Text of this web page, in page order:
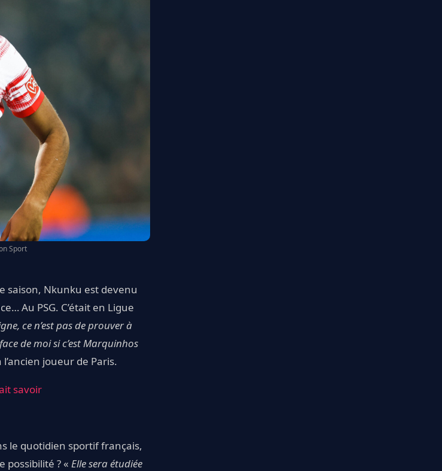
Sport
saison, Nkunku est devenu
Au PSG. C’était en Ligue
ce n’est pas de prouver à
de moi si c’est Marquinhos
l’ancien joueur de Paris.
savoir
le quotidien sportif français,
possibilité ? « Elle sera étudiée